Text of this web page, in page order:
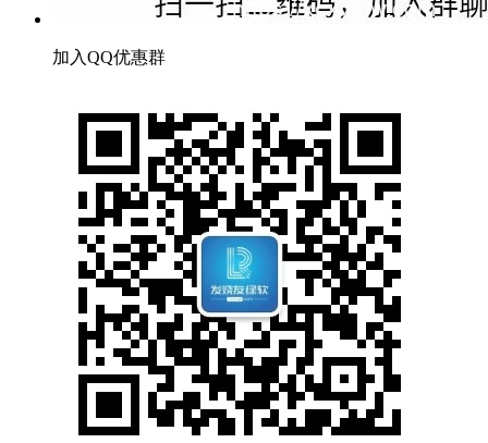
加入QQ优惠群